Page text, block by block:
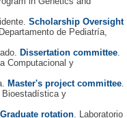
Scholarship Oversight
de Pediatría,
Dissertation committee
Computacional y
Master's project committee
Bioestadística y
Graduate rotation . Laboratorio